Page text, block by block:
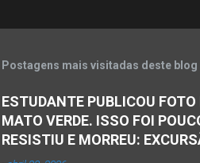
e
t
á
Postagens mais visitadas deste blog
ESTUDANTE PUBLICOU
MATO VERDE. ISSO FOI
RESISTIU E MORREU: